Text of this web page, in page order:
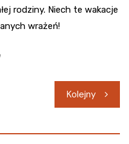
rodziny. Niech te wakacje
wrażeń!
Kolejny